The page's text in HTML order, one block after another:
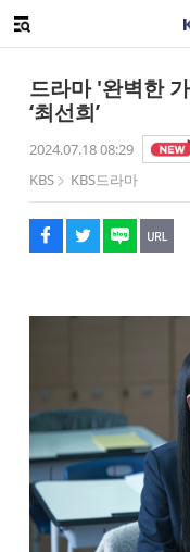
메뉴 열기
드라마 '완벽한
‘최선희’
2024.07.18 08:29
KBS
KBS드라마
페이스북
트위터
네이버
URL복사
글씨 작게보기
글씨 크게보기
해시태그